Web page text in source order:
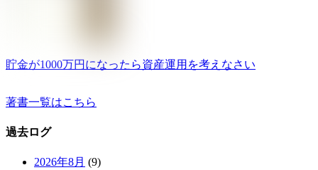
貯金が1000万円になったら資産運用を考えなさい
著書一覧はこちら
過去ログ
2026年8月 (9)